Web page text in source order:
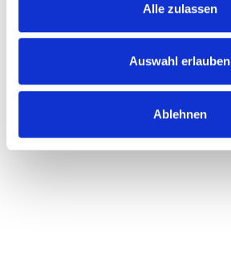
Alle zulassen
Auswahl erlauben
Ablehnen